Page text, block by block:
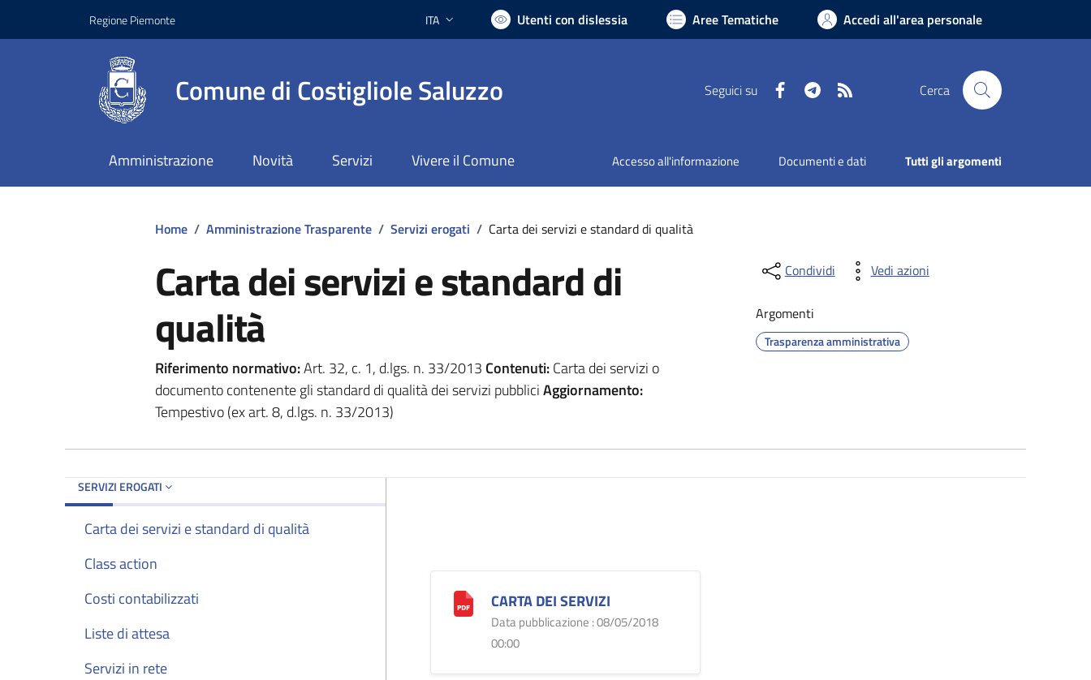
Regione Piemonte Lingua attiva:
ITA Utenti con dislessia Aree Tematiche Accedi all'area personale
Comune di Costigliole Saluzzo Seguici su FacebookTelegram Cerca
Amministrazione Novità Servizi Vivere il Comune Accesso all'informazione Documenti e dati Tutti gli argomenti
Home / Amministrazione Trasparente / Servizi erogati / Carta dei servizi e standard di qualità
Carta dei servizi e standard di
qualità
Riferimento normativo:Art. 32, c. 1, d.lgs. n. 33/2013 Contenuti:Carta dei servizi o
documento contenente gli standard di qualità dei servizi pubbliciAggiornamento:
Tempestivo (ex art. 8, d.lgs. n. 33/2013)
Condividi Vedi azioni
Argomenti
Trasparenza amministrativa
SERVIZI EROGATI
Carta dei servizi e standard di qualità
Class action
Costi contabilizzati
Liste di attesa
Servizi in rete
CARTA DEI SERVIZI
Data pubblicazione : 08/05/2018
00:00